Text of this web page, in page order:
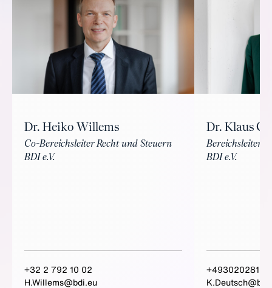
Dr. Heiko Willems
Co-Bereichsleiter Recht und Steuern
BDI e.V.
+32 2 792 10 02
H.Willems@bdi.eu
Dr. Klaus
Bereichsleiter
BDI e.V.